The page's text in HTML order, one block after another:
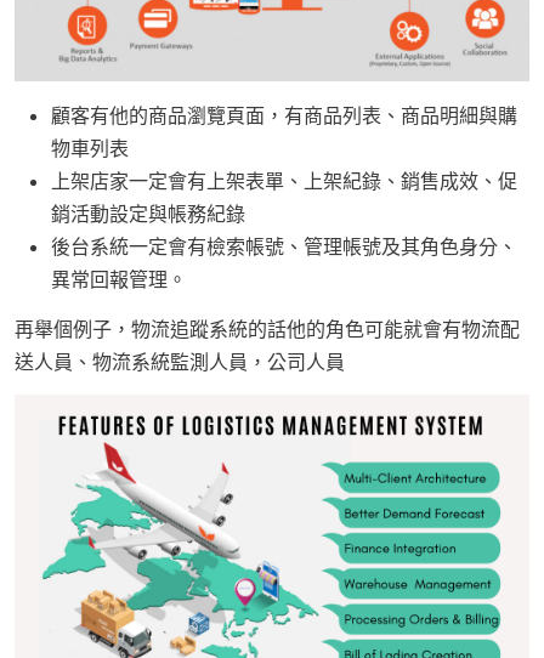
顧客有他的商品瀏覽頁面，有商品列表、商品明細與購
物車列表
上架店家一定會有上架表單、上架紀錄、銷售成效、促
銷活動設定與帳務紀錄
後台系統一定會有檢索帳號、管理帳號及其角色身分、
異常回報管理。
再舉個例子，物流追蹤系統的話他的角色可能就會有物流配
送人員、物流系統監測人員，公司人員